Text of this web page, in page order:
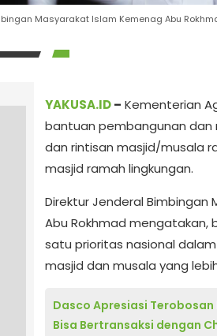
Masyarakat Islam Kemenag Abu
YAKUSA.ID– Kementerian
bantuan pembangunan
dan rintisan masjid/musala
masjid ramah lingkungan.
Direktur Jenderal Bimbingan
Abu Rokhmad mengatakan,
satu prioritas nasional
masjid dan musala yang
Dasco Apresiasi Terobosan
Bisa Bertransaksi dengan